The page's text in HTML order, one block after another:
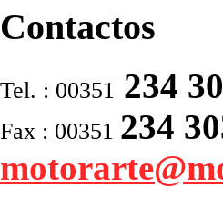
Contactos
Tel. : 00351 234
Fax : 00351 234